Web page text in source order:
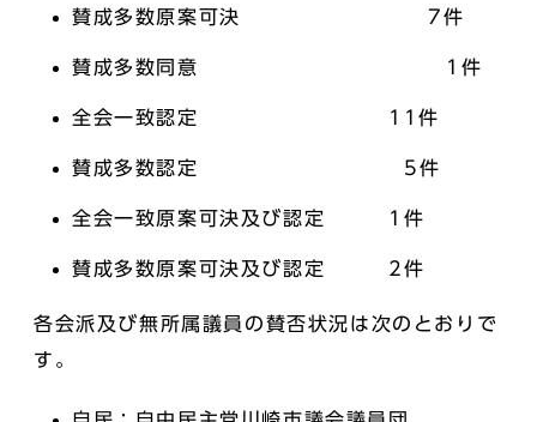
賛成多数原案可決 7件
賛成多数同意 1件
全会一致認定 11件
賛成多数認定 5件
全会一致原案可決及び認定 1件
賛成多数原案可決及び認定 2件
各会派及び無所属議員の賛否状況は次のとおりで
す。